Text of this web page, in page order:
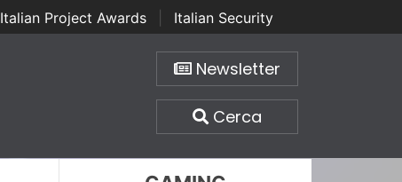
Italian Project Awards
Italian Security
Newsletter
Cerca